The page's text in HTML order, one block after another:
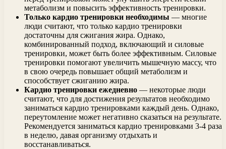
метаболизм и повысить эффективность тренировки.
Только кардио тренировки необходимы — многие
люди считают, что только кардио тренировки
достаточны для сжигания жира. Однако,
комбинированный подход, включающий и силовые
тренировки, может быть более эффективным. Силовые
тренировки помогают увеличить мышечную массу, что
в свою очередь повышает общий метаболизм и
способствует сжиганию жира.
Кардио тренировки ежедневно — некоторые люди
считают, что для достижения результатов необходимо
заниматься кардио тренировками каждый день. Однако,
переутомление может негативно сказаться на результате.
Рекомендуется заниматься кардио тренировками 3-4 раза
в неделю, давая организму отдыхать и
восстанавливаться.